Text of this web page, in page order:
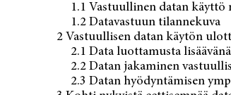
yritysvastuuta?
1.1 Vastuullinen datan käyttö
rakentaa reilua datataloutta
1.2 Datavastuun tilannekuva
2 Vastuullisen datan käytön
ulottuvuudet
1.1 Vastuullinen datan
1.2 Datavastuun tilannekuva
2 Vastuullisen datan käytön
2.1 Data luottamusta
2.2 Datan jakaminen
2.3 Datan hyödyntämisen